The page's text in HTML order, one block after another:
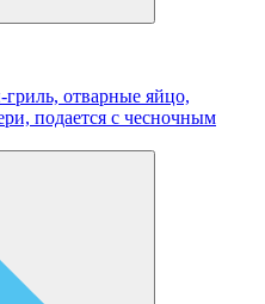
отварные яйцо,
подается с чесночным